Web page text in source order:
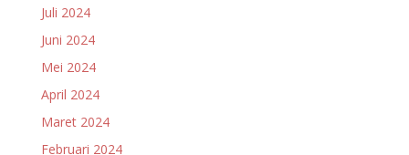
Juli 2024
Juni 2024
Mei 2024
April 2024
Maret 2024
Februari 2024